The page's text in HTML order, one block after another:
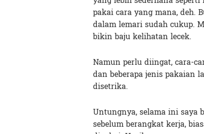
pakai cara yang mana, deh.
dalam lemari sudah cukup.
bikin baju kelihatan lecek.
Namun perlu diingat, cara-
dan beberapa jenis pakaian
disetrika.
Untungnya, selama ini saya
sebelum berangkat kerja,